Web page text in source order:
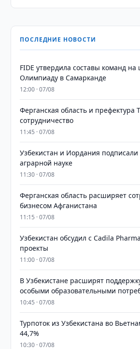
ПОСЛЕДНИЕ НОВОСТИ
FIDE утвердила составы команд
Олимпиаду в Самарканде
12:00 · 07/08
Ферганская область и префектура
сотрудничество
11:45 · 07/08
Узбекистан и Иордания
аграрной науке
11:30 · 07/08
Ферганская область расширяет
бизнесом Афганистана
11:15 · 07/08
Узбекистан обсудил с Cadila
проекты
11:00 · 07/08
В Узбекистане расширят
особыми образовательными
10:45 · 07/08
Турпоток из Узбекистана во
44,7%
10:30 · 07/08